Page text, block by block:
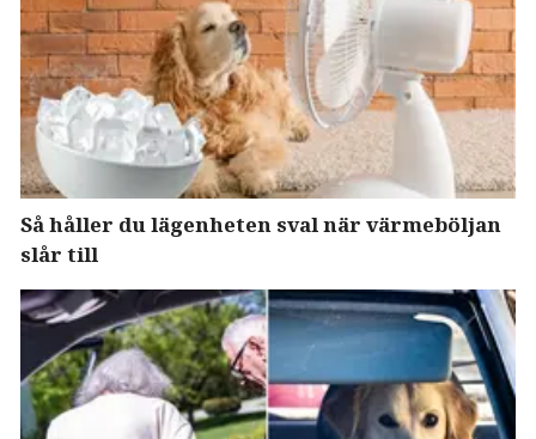
Så håller du lägenheten sval när värmeböljan
slår till